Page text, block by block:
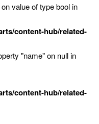
value of type bool in
content-hub/related-
"name" on null in
content-hub/related-